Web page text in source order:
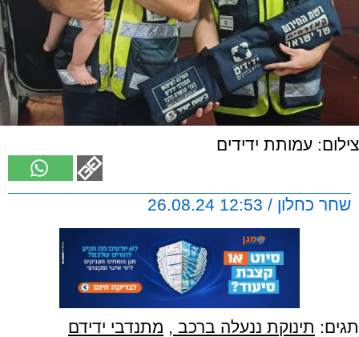
צילום: עמותת ידידים
שחר כחלון / 12:53 26.08.24
תגים: תינוקת ננעלה ברכב , מתנדבי ידידם